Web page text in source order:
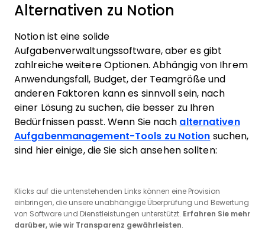
Alternativen zu Notion
Notion ist eine solide
Aufgabenverwaltungssoftware, aber es gibt
zahlreiche weitere Optionen. Abhängig von Ihrem
Anwendungsfall, Budget, der Teamgröße und
anderen Faktoren kann es sinnvoll sein, nach
einer Lösung zu suchen, die besser zu Ihren
Bedürfnissen passt. Wenn Sie nach alternativen
Aufgabenmanagement-Tools zu Notion suchen,
sind hier einige, die Sie sich ansehen sollten:
Klicks auf die untenstehenden Links können eine Provision
einbringen, die unsere unabhängige Überprüfung und Bewertung
von Software und Dienstleistungen unterstützt. Erfahren Sie mehr
darüber, wie wir Transparenz gewährleisten.